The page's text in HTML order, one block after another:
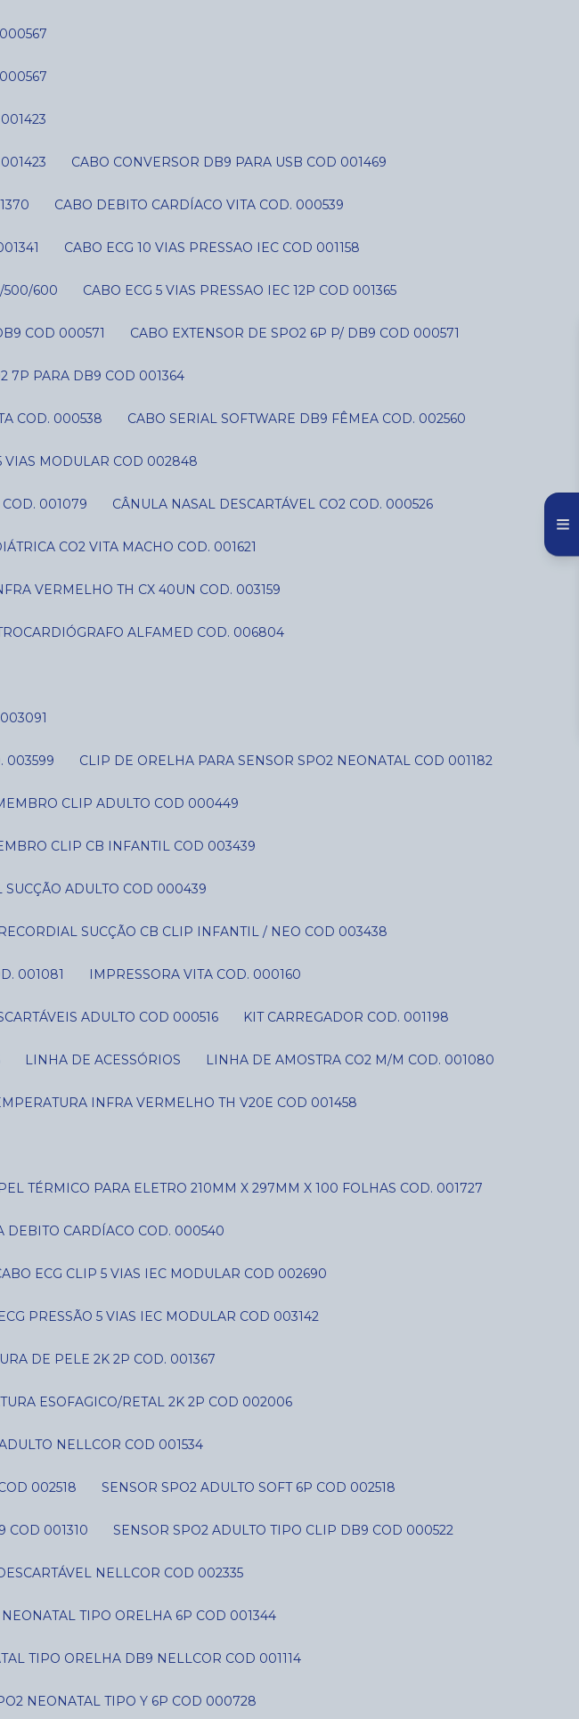
CABO CONVERSOR DB9 PARA USB COD 001469
CABO DEBITO CARDÍACO VITA COD. 000539
CABO ECG 10 VIAS PRESSAO IEC COD 001158
500/600 CABO ECG 5 VIAS PRESSAO IEC 12P COD 001365
COD 000571 CABO EXTENSOR DE SPO2 6P P/ DB9 COD 000571
7P PARA DB9 COD 001364
COD. 000538 CABO SERIAL SOFTWARE DB9 FÊMEA COD. 002560
VIAS MODULAR COD 002848
COD. 001079 CÂNULA NASAL DESCARTÁVEL CO2 COD. 000526
CO2 VITA MACHO COD. 001621
VERMELHO TH CX 40UN COD. 003159
ALFAMED COD. 006804
003599 CLIP DE ORELHA PARA SENSOR SPO2 NEONATAL COD 001182
CLIP ADULTO COD 000449
CLIP CB INFANTIL COD 003439
SUCÇÃO ADULTO COD 000439
SUCÇÃO CB CLIP INFANTIL / NEO COD 003438
001081 IMPRESSORA VITA COD. 000160
ADULTO COD 000516 KIT CARREGADOR COD. 001198
LINHA DE ACESSÓRIOS LINHA DE AMOSTRA CO2 M/M COD. 001080
INFRA VERMELHO TH V20E COD 001458
TÉRMICO PARA ELETRO 210MM X 297MM X 100 FOLHAS COD. 001727
DEBITO CARDÍACO COD. 000540
ECG CLIP 5 VIAS IEC MODULAR COD 002690
PRESSÃO 5 VIAS IEC MODULAR COD 003142
DE PELE 2K 2P COD. 001367
ESOFAGICO/RETAL 2K 2P COD 002006
ADULTO NELLCOR COD 001534
002518 SENSOR SPO2 ADULTO SOFT 6P COD 002518
COD 001310 SENSOR SPO2 ADULTO TIPO CLIP DB9 COD 000522
NELLCOR COD 002335
NEONATAL TIPO ORELHA 6P COD 001344
TIPO ORELHA DB9 NELLCOR COD 001114
NEONATAL TIPO Y 6P COD 000728